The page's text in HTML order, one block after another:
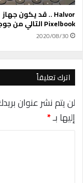
أ
ق
ل
إ
ب
ا
ا
Halvor .. قد يكون جهاز
Pixelbook التالي من جوجل
2020/08/30
اترك تعليقاً
لن يتم نشر عنوان
إليها بـ*